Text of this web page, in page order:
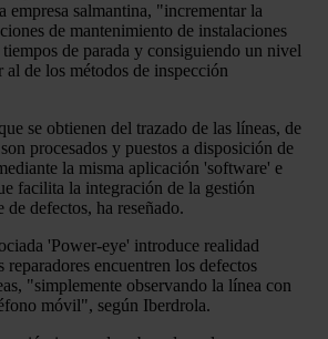
empresa salmantina, "incrementar la
de mantenimiento de instalaciones
de parada y consiguiendo un nivel
de los métodos de inspección
se obtienen del trazado de las líneas, de
procesados y puestos a disposición de
la misma aplicación 'software' e
facilita la integración de la gestión
defectos, ha reseñado.
'Power-eye' introduce realidad
reparadores encuentren los defectos
"simplemente observando la línea con
móvil", según Iberdrola.